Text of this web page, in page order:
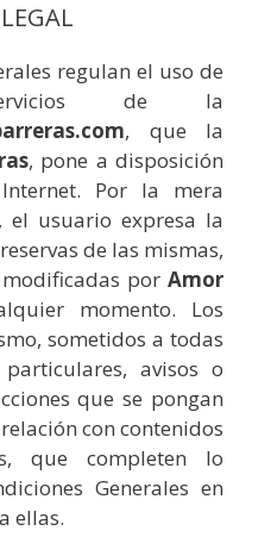
regulan el uso de
de la
, que la
, pone a disposición
Por la mera
el usuario expresa la
de las mismas,
por Amor
momento. Los
sometidos a todas
avisos o
que se pongan
con contenidos
que completen lo
Generales en
ellas.